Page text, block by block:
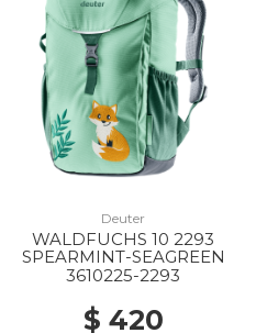
Deuter
WALDFUCHS 10 2293
SPEARMINT-SEAGREEN
3610225-2293
$ 420